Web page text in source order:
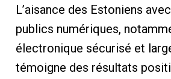
L’aisance des Estoniens
publics numériques,
électronique sécurisé et
témoigne des résultats